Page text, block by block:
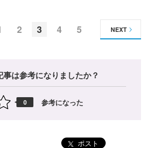
2 3 4 5 NEXT
事は参考になりましたか？
0 参考になった
ポスト